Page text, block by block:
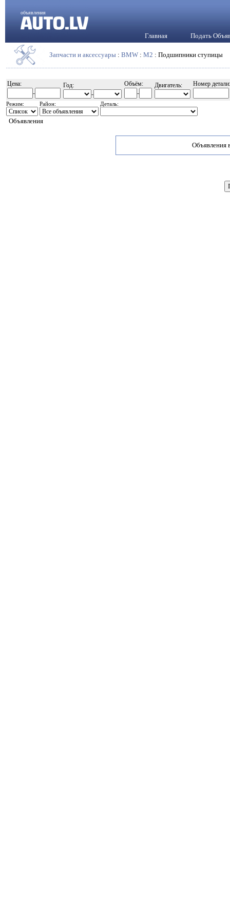
объявления
Главная Подать
Запчасти и аксессуары : BMW : M2 : Подшипники ступицы
Цена:
-
Год:
-
Объём:
-
Двигатель: Номер детали:
Режим: Район: Деталь:
Объявления
Объявления